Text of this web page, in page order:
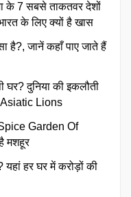
के 7 सबसे ताकतवर देशों
के लिए क्यों है खास
है?, जानें कहाँ पाए जाते हैं
घर? दुनिया की इकलौती
Lions
Garden Of
मशहूर
हर घर में करोड़ों की